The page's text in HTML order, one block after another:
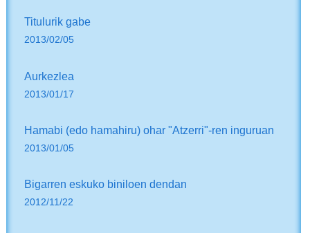
Titulurik gabe
2013/02/05
Aurkezlea
2013/01/17
Hamabi (edo hamahiru) ohar "Atzerri"-ren inguruan
2013/01/05
Bigarren eskuko biniloen dendan
2012/11/22